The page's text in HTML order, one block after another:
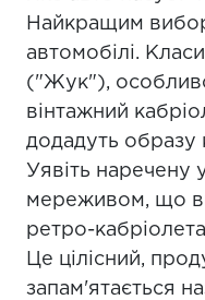
Найкращим
автомобілі.
("Жук"), особливо
вінтажний
додадуть образу
Уявіть наречену
мереживом, що
ретро-
Це цілісний,
запам'ятається